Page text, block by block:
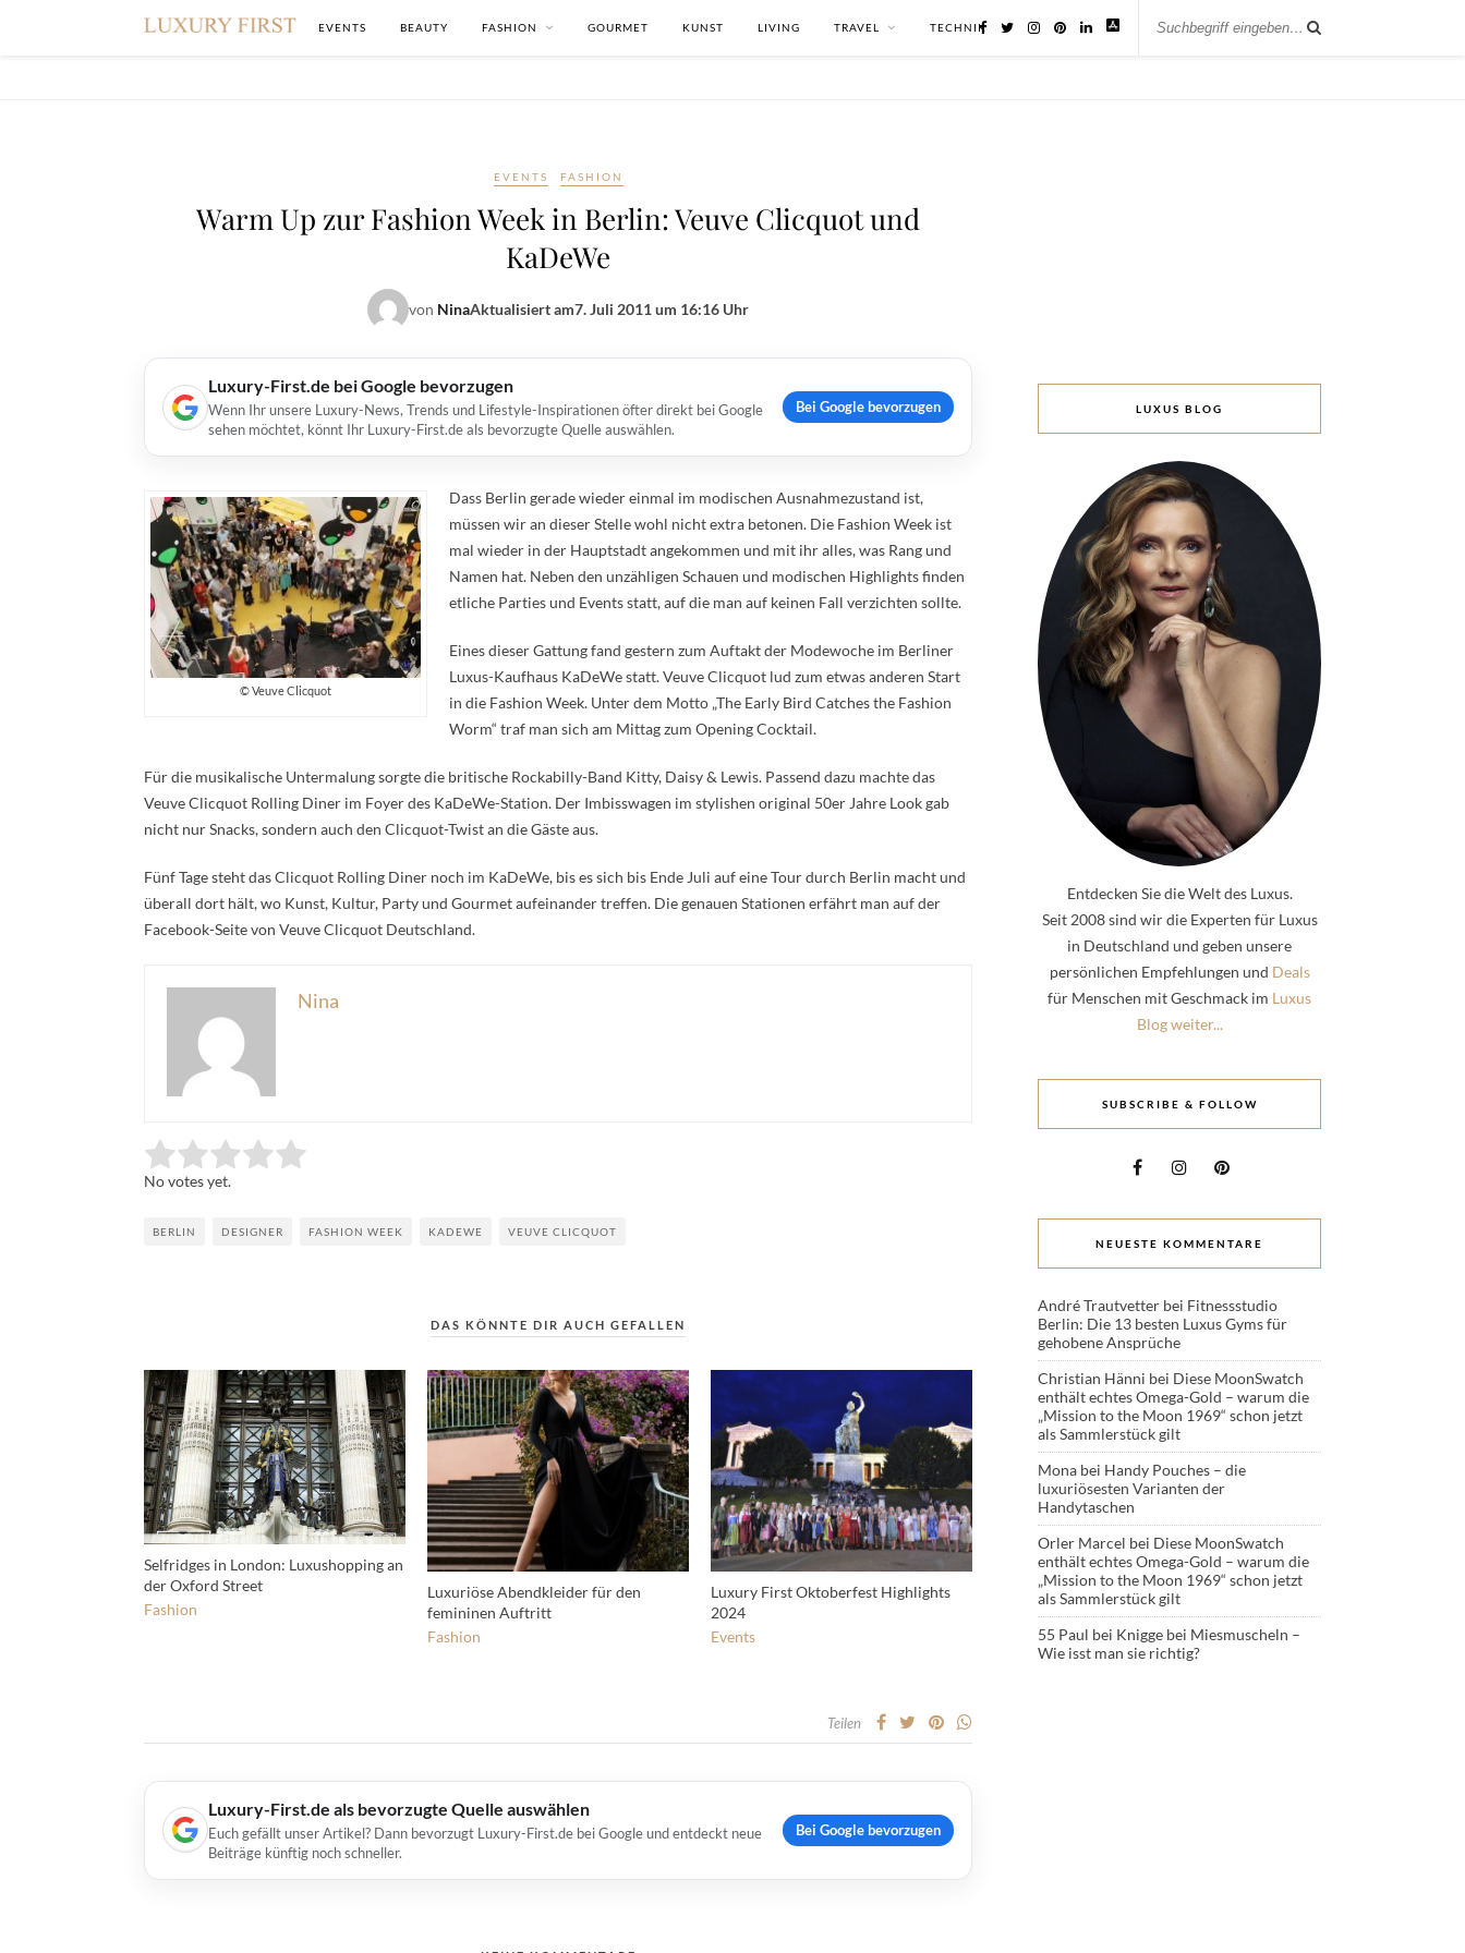
EVENTS BEAUTY FASHION GOURMET KUNST LIVING TRAVEL TECHNIK
EVENTS FASHION
Warm Up zur Fashion Week in Berlin: Veuve Clicquot und
KaDeWe
von NinaAktualisiert am7. Juli 2011 um 16:16 Uhr
Luxury-First.de bei Google bevorzugen
Wenn Ihr unsere Luxury-News, Trends und Lifestyle-Inspirationen öfter direkt bei Google
sehen möchtet, könnt Ihr Luxury-First.de als bevorzugte Quelle auswählen.
Bei Google bevorzugen
© Veuve Clicquot
Dass Berlin gerade wieder einmal im modischen Ausnahmezustand ist,
müssen wir an dieser Stelle wohl nicht extra betonen. Die Fashion Week ist
mal wieder in der Hauptstadt angekommen und mit ihr alles, was Rang und
Namen hat. Neben den unzähligen Schauen und modischen Highlights finden
etliche Parties und Events statt, auf die man auf keinen Fall verzichten sollte.
Eines dieser Gattung fand gestern zum Auftakt der Modewoche im Berliner
Luxus-Kaufhaus KaDeWe statt. Veuve Clicquot lud zum etwas anderen Start
in die Fashion Week. Unter dem Motto „The Early Bird Catches the Fashion
Worm“ traf man sich am Mittag zum Opening Cocktail.
Für die musikalische Untermalung sorgte die britische Rockabilly-Band Kitty, Daisy & Lewis. Passend dazu machte das
Veuve Clicquot Rolling Diner im Foyer des KaDeWe-Station. Der Imbisswagen im stylishen original 50er Jahre Look gab
nicht nur Snacks, sondern auch den Clicquot-Twist an die Gäste aus.
Fünf Tage steht das Clicquot Rolling Diner noch im KaDeWe, bis es sich bis Ende Juli auf eine Tour durch Berlin macht und
überall dort hält, wo Kunst, Kultur, Party und Gourmet aufeinander treffen. Die genauen Stationen erfährt man auf der
Facebook-Seite von Veuve Clicquot Deutschland.
Nina
Rate this item: Submit Rating
No votes yet.
BERLIN DESIGNER FASHION WEEK KADEWE VEUVE CLICQUOT
DAS KÖNNTE DIR AUCH GEFALLEN
Selfridges in London: Luxushopping an
der Oxford Street
Fashion
Luxuriöse Abendkleider für den
femininen Auftritt
Fashion
Luxury First Oktoberfest Highlights
2024
Events
Teilen
Luxury-First.de als bevorzugte Quelle auswählen
Euch gefällt unser Artikel? Dann bevorzugt Luxury-First.de bei Google und entdeckt neue
Beiträge künftig noch schneller.
Bei Google bevorzugen
LUXUS BLOG
Entdecken Sie die Welt des Luxus.
Seit 2008 sind wir die Experten für Luxus
in Deutschland und geben unsere
persönlichen Empfehlungen und Deals
für Menschen mit Geschmack im Luxus
Blog weiter...
SUBSCRIBE & FOLLOW
NEUESTE KOMMENTARE
André Trautvetter bei Fitnessstudio
Berlin: Die 13 besten Luxus Gyms für
gehobene Ansprüche
Christian Hänni bei Diese MoonSwatch
enthält echtes Omega-Gold – warum die
„Mission to the Moon 1969“ schon jetzt
als Sammlerstück gilt
Mona bei Handy Pouches – die
luxuriösesten Varianten der
Handytaschen
Orler Marcel bei Diese MoonSwatch
enthält echtes Omega-Gold – warum die
„Mission to the Moon 1969“ schon jetzt
als Sammlerstück gilt
55 Paul bei Knigge bei Miesmuscheln –
Wie isst man sie richtig?